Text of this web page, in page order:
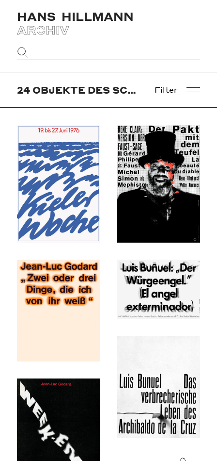
HANS HILLMANN
ARCHIV
Website
durchsuchen
24 OBJEKTE DES SCHLÜSSELWORTS »TYPOGRAFIE« Filter